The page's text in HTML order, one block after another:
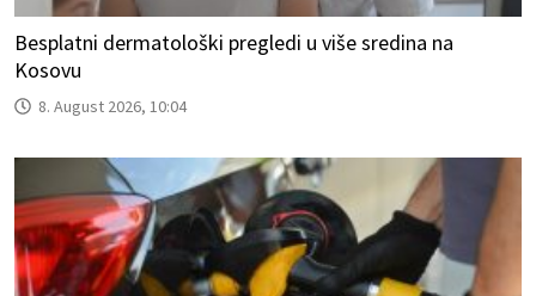
Besplatni dermatološki pregledi u više sredina na
Kosovu
8. August 2026, 10:04